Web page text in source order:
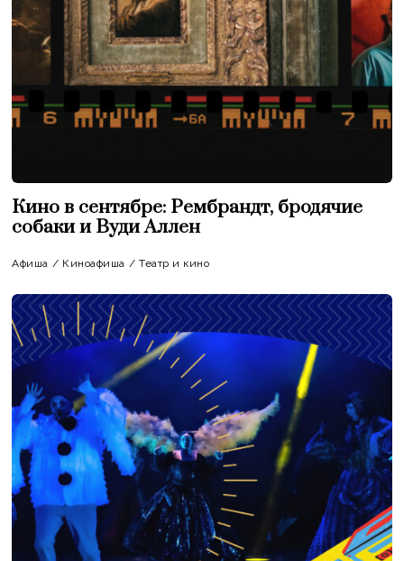
Кино в сентябре: Рембрандт, бродячие
собаки и Вуди Аллен
Афиша / Киноафиша / Театр и кино